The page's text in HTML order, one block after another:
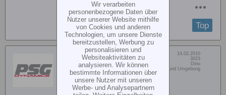
Top
Luckylouds
PSG-Dynamics
Support
Dabei seit:
14.02.2010
Beiträge:
3023
Vorname:
Dino
Wohn/Flugort: Heilbronn und Umgebung
Wir verarbeiten
personenbezogene Daten über
Nutzer unserer Website mithilfe
von Cookies und anderen
Technologien, um unsere Dienste
bereitzustellen, Werbung zu
personalisieren und
Websiteaktivitäten zu
analysieren. Wir können
bestimmte Informationen über
unsere Nutzer mit unseren
Werbe- und Analysepartnern